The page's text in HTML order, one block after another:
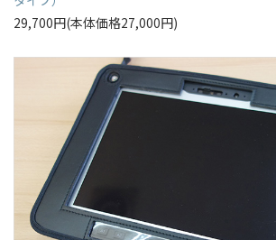
29,700円(本体価格27,000円)